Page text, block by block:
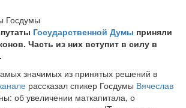
Госдумы
Государственной Думы приняли
Часть из них вступит в силу в
значимых из принятых решений в
рассказал спикер Госдумы Вячеслав
об увеличении маткапитала, о